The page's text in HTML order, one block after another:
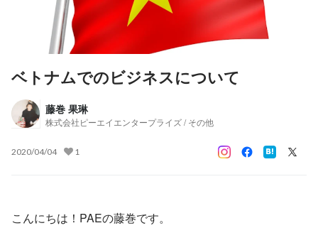
ベトナムでのビジネスについて
藤巻 果琳
株式会社ピーエイエンタープライズ / その他
2020/04/04 1
こんにちは！PAEの藤巻です。